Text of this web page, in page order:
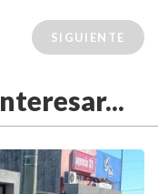
SIGUIENTE